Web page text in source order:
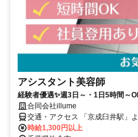
アシスタント美容師
経験者優遇✨週3日～・1日5時間～
合同会社illume
交通・アクセス 「京成臼井駅」
備）
時給1,300円以上